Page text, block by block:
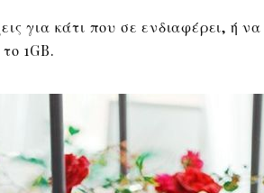
για κάτι που σε ενδιαφέρει, ή
1GB.